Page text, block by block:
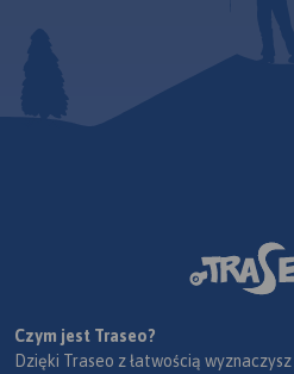
Czym jest Traseo?
Dzięki Traseo z łatwością